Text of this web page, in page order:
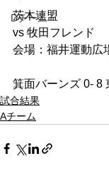
Dチーム
茨木連盟
vs 牧田フレンド
会場：福井運動広
箕面バーンズ 0-
試合結果
Aチーム